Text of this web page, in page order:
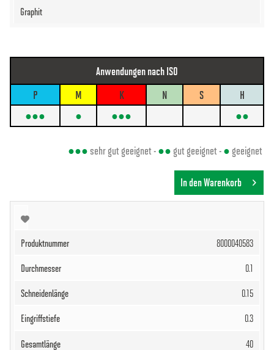
Anwendungen nach ISO
P
M K N S
H
●●●
● ●●● ●●
●●●sehr gut geeignet -●● gut geeignet -● geeignet
In den Warenkorb
8000040583
0.1
0.15
0.3
40